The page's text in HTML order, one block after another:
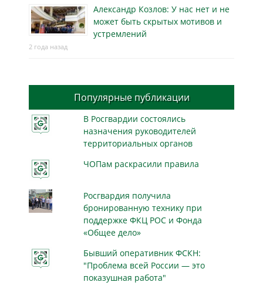
Александр Козлов: У нас нет и не
может быть скрытых мотивов и
устремлений
2 года назад
Популярные публикации
В Росгвардии состоялись
назначения руководителей
территориальных органов
ЧОПам раскрасили правила
Росгвардия получила
бронированную технику при
поддержке ФКЦ РОС и Фонда
«Общее дело»
Бывший оперативник ФСКН:
"Проблема всей России — это
показушная работа"